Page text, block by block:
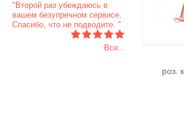
"Второй раз убеждаюсь в
вашем безупречном сервисе.
Спасибо, что не подводите. "
Все...
роз.